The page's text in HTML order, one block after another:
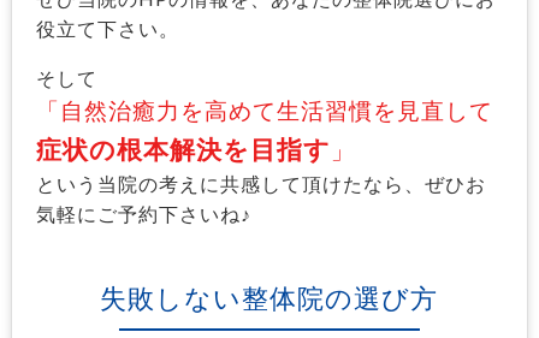
役立て下さい。
そして
「自然治癒力を高めて生活習慣を見直して
症状の根本解決を目指す 」
という当院の考えに共感して頂けたなら、ぜひお
気軽にご予約下さいね♪
失敗しない整体院の選び方